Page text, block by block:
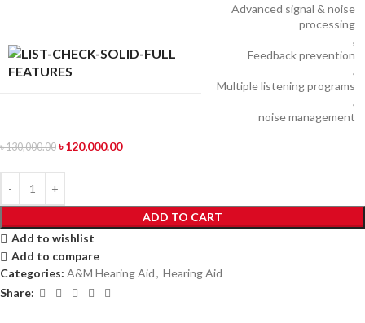
FEATURES
Advanced signal & noise
processing
,
Feedback prevention
,
Multiple listening programs
,
noise management
৳130,000.00 ৳120,000.00
ADD TO CART
Add to wishlist
Add to compare
Categories: A&M Hearing Aid, Hearing Aid
Share: